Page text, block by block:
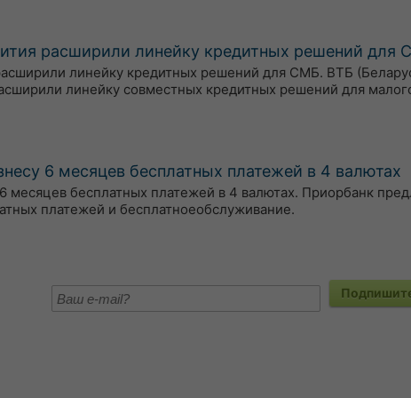
расширили линейку кредитных решений для
линейку кредитных решений для СМБ. ВТБ
линейку совместных кредитных решений для
6 месяцев бесплатных платежей в 4 валютах
месяцев бесплатных платежей в 4 валютах. Приорбанк
платежей и бесплатноеобслуживание.